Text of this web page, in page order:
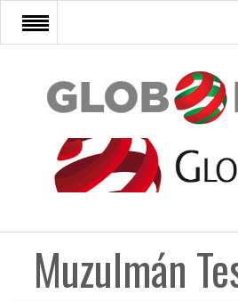
FŐOLDAL
AFRIKA
ÁZSIA
Muzulmán